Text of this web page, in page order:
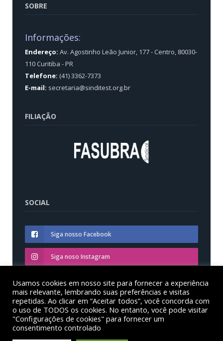
SOBRE
Informações:
Endereço: Av. Agostinho Leão Junior, 177 - Centro, 80030-
110 Curitiba - PR
Telefone: (41) 3362-7373
E-mail: secretaria@sinditest.org.br
FILIAÇÃO
SOCIAL
Siga nosso Facebook
Siga noso Instagram
Siga nosso YouTube
© Sinditest – Sindicato dos trabalhadores em educação
das instituições federais de ensino superior no estado
Usamos cookies em nosso site para fornecer a experiência
mais relevante, lembrando suas preferências e visitas
repetidas. Ao clicar em “Aceitar todos”, você concorda com
o uso de TODOS os cookies. No entanto, você pode visitar
"Configurações de cookies" para fornecer um
consentimento controlado